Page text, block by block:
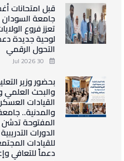
قبل امتحانات
جامعة
تعزز فروع
لوحية جديدة
التحول الرقمي
بحضور وزير
والبحث
القيادات
والمدنية..
المفتوحة
الدورات
للقيادات
دعماً للتعافي